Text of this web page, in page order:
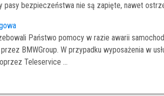
pasy bezpieczeństwa nie są zapięte, nawet
Państwo pomocy w razie awarii
BMWGroup. W przypadku wyposażenia w
Teleservice ...